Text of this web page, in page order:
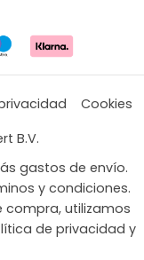
Cookies
B.V.
gastos de envío.
y condiciones.
compra, utilizamos
de privacidad y